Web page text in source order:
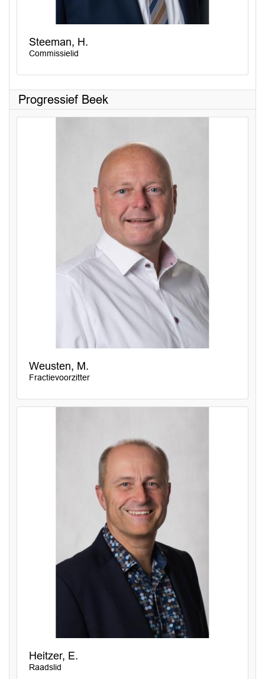
Steeman, H.
Commissielid
Progressief Beek
Weusten, M.
Fractievoorzitter
Heitzer, E.
Raadslid